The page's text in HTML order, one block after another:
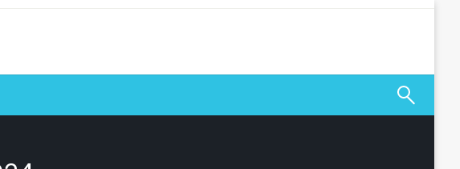
zwykle z odsetkami, z terminem spłaty.